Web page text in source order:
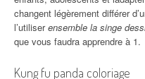
changent légèrement différer
l’utiliserensemble la singe
que vous faudra apprendre à 1.
Kung fu panda coloriage